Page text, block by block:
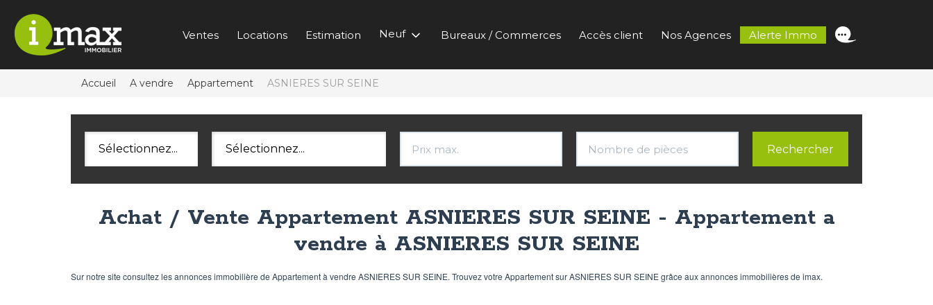
Ventes Locations Estimation Neuf Bureaux / Commerces Accès client Nos Agences Alerte Immo
Accueil A vendre Appartement ASNIERES SUR SEINE
Sélectionnez... Sélectionnez...
Achat / Vente Appartement ASNIERES SUR SEINE - Appartement a
vendre à ASNIERES SUR SEINE
Sur notre site consultez les annonces immobilière de Appartement à vendre ASNIERES SUR SEINE. Trouvez votre Appartement sur ASNIERES SUR SEINE grâce aux annonces immobilières de imax.